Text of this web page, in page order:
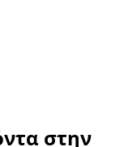
στην